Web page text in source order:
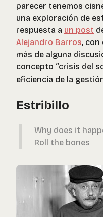
parecer tenemos
una exploración de
respuesta a un post
Alejandro Barros, con
más de alguna
concepto “crisis del
eficiencia de la
Estribillo
Why does it
Roll the bones